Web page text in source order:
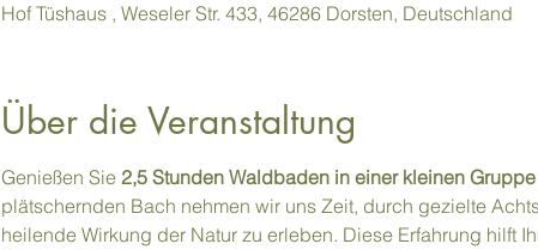
Hof Tüshaus , Weseler Str. 433, 46286 Dorsten, Deutschland
Über die Veranstaltung
Genießen Sie 2,5 Stunden Waldbaden in einer kleinen Gruppe
plätschernden Bach nehmen wir uns Zeit, durch gezielte
heilende Wirkung der Natur zu erleben. Diese Erfahrung hilft